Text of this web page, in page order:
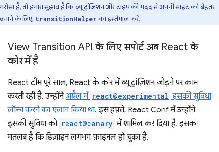
भरोसा है, तो हमारा सुझाव है किव्यू ट्रांज़िशन और टाइप की मदद से अपनी साइट को बेहतर
बनाने के लिए, transitionHelperका इस्तेमाल करें.
View Transition API के लिए सपोर्ट अब React के
कोर में है
React टीम पूरे साल, React के कोर में व्यू ट्रांज़िशन जोड़ने पर काम
करती रही है. उन्होंनेअप्रैल में react@experimental इसकी सुविधा
लॉन्च करने का एलान किया था. इस हफ़्ते, React Conf में उन्होंने
इसकी सुविधा को react@canary में शामिल कर दिया है. इसका
मतलब है कि डिज़ाइन लगभग फ़ाइनल हो चुका है.